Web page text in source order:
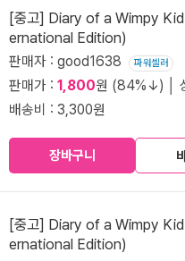
[중고] Diary of a Wimpy
ernational Edition)
판매자 : good1638 파워셀러
판매가 : 1,800원 (84%↓) │
배송비 : 3,300원
장바구니
[중고] Diary of a Wimpy
ernational Edition)